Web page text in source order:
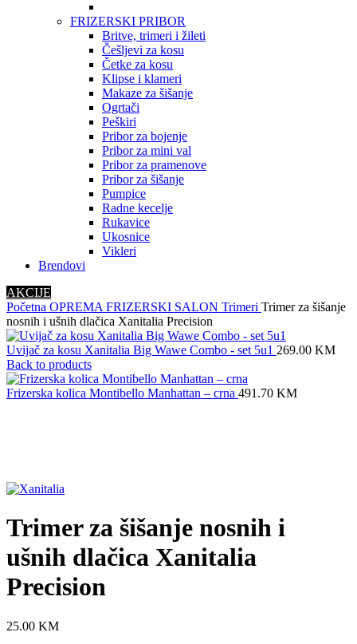
FRIZERSKI PRIBOR
Britve, trimeri i žileti
Češljevi za kosu
Četke za kosu
Klipse i klameri
Makaze za šišanje
Ogrtači
Peškiri
Pribor za bojenje
Pribor za mini val
Pribor za pramenove
Pribor za šišanje
Pumpice
Radne kecelje
Rukavice
Ukosnice
Vikleri
Brendovi
AKCIJE
Početna OPREMA FRIZERSKI SALON Trimeri Trimer za šišanje
nosnih i ušnih dlačica Xanitalia Precision
Uvijač za kosu Xanitalia Big Wawe Combo - set 5u1 269.00 KM
Back to products
Frizerska kolica Montibello Manhattan – crna 491.70 KM
Trimer za šišanje nosnih i
ušnih dlačica Xanitalia
Precision
25.00 KM